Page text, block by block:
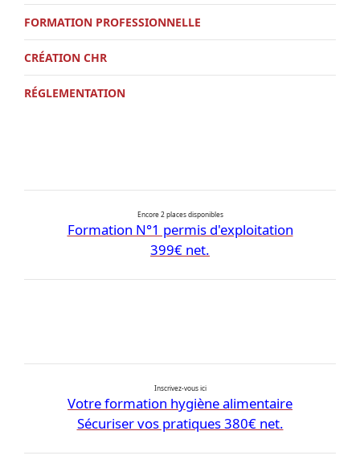
FORMATION PROFESSIONNELLE
CRÉATION CHR
RÉGLEMENTATION
Encore 2 places disponibles
Formation N°1 permis d'exploitation
399€ net.
Inscrivez-vous ici
Votre formation hygiène alimentaire
Sécuriser vos pratiques 380€ net.